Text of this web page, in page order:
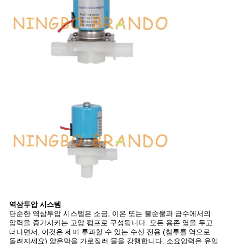
역삼투압 시스템
단순한 역삼투압 시스템은 소금, 이온 또는 불순물과 급수에서의
압력을 증가시키는 고압 펌프로 구성됩니다. 모든 용존 염을 두고
떠나면서, 이것은 세미 투과할 수 있는 수신 전용 (침투를 역으로
돌려지세요) 얇은막을 가로질러 물을 강행합니다. 소요압력은 유입